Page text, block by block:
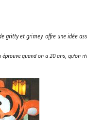
gritty et grimey offre une idée
quand on a 20 ans, qu'on